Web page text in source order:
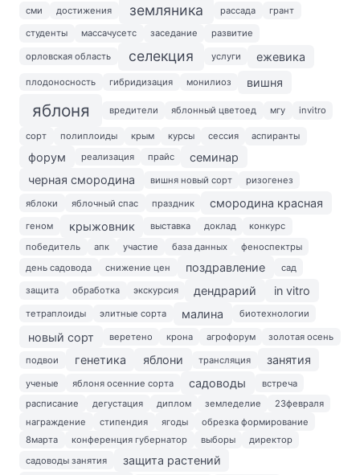
сми достижения земляника рассада грант
студенты массачусетс заседание развитие
орловская область селекция услуги ежевика
плодоносность гибридизация монилиоз вишня
яблоня вредители яблонный цветоед мгу invitro
сорт полиплоиды крым курсы сессия аспиранты
форум реализация прайс
семинар
черная смородина
вишня новый сорт ризогенез
яблоки яблочный спас праздник смородина красная
геном крыжовник выставка доклад
конкурс
победитель
апк участие база данных
феноспектры
день садовода
снижение цен поздравление сад
защита обработка экскурсия дендрарий in vitro
тетраплоиды элитные сорта малина биотехнологии
новый сорт веретено крона агрофорум золотая осень
подвои генетика яблони трансляция занятия
ученые яблоня осенние сорта садоводы
встреча
расписание
дегустация диплом земледелие
23февраля
награждение
стипендия ягоды
обрезка формирование
8марта
конференция губернатор выборы
директор
садоводы занятия
защита растений